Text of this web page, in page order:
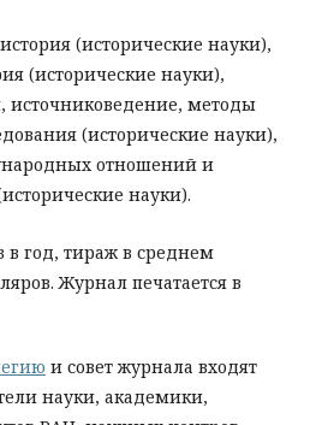
(исторические науки),
(исторические науки),
источниковедение, методы
(исторические науки),
отношений и
науки).
год, тираж в среднем
Журнал печатается в
и совет журнала входят
науки, академики,